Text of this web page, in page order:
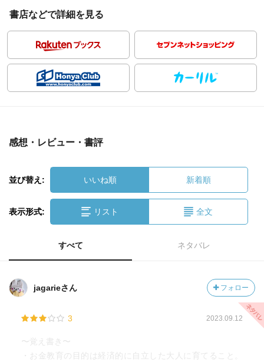
書店などで詳細を見る
感想・レビュー・書評
並び替え: いいね順 新着順
表示形式: リスト 全文
すべて ネタバレ
jagarieさん フォロー
3 2023.09.12
〜覚え書き〜
・お金教育の目的は経済的に自立した大人に育てること。